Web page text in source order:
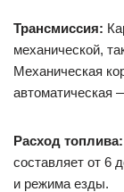
Трансмиссия:
механической,
Механическая
автоматическая
Расход топлива:
составляет от 6
и режима езды.